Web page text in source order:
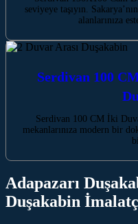
seviyeye taşıyın.
alanlarınıza
Serdivan 100
Serdivan 100 CM İki
mekanlarınıza modern bir
Adapazarı
Duşakabin